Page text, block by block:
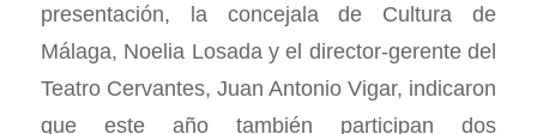
presentación, la concejala de Cultura de
Málaga, Noelia Losada y el director-gerente del
Teatro Cervantes, Juan Antonio Vigar, indicaron
que este año también participan dos